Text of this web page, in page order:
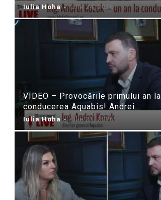
Iulia Hoha - iulie 24, 2026
VIDEO – Provocările primului an la
conducerea Aquabis! Andrei...
Iulia Hoha - iulie 21, 2026